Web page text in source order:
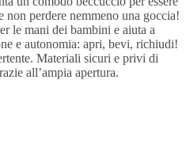
perdere nemmeno una goccia!
le mani dei bambini e aiuta a
e autonomia: apri, bevi, richiudi!
Materiali sicuri e privi di
all’ampia apertura.